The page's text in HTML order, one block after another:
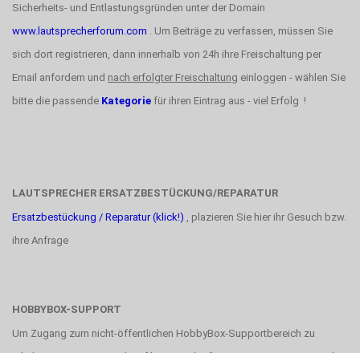
Sicherheits- und Entlastungsgründen unter der Domain
www.lautsprecherforum.com . Um Beiträge zu verfassen, müssen Sie
sich dort registrieren, dann innerhalb von 24h ihre Freischaltung per
Email anfordern und nach erfolgter Freischaltung einloggen - wählen Sie
bitte die passende Kategorie für ihren Eintrag aus - viel Erfolg !
LAUTSPRECHER ERSATZBESTÜCKUNG/REPARATUR
Ersatzbestückung / Reparatur (klick!) , plazieren Sie hier ihr Gesuch bzw.
ihre Anfrage
HOBBYBOX-SUPPORT
Um Zugang zum nicht-öffentlichen HobbyBox-Supportbereich zu